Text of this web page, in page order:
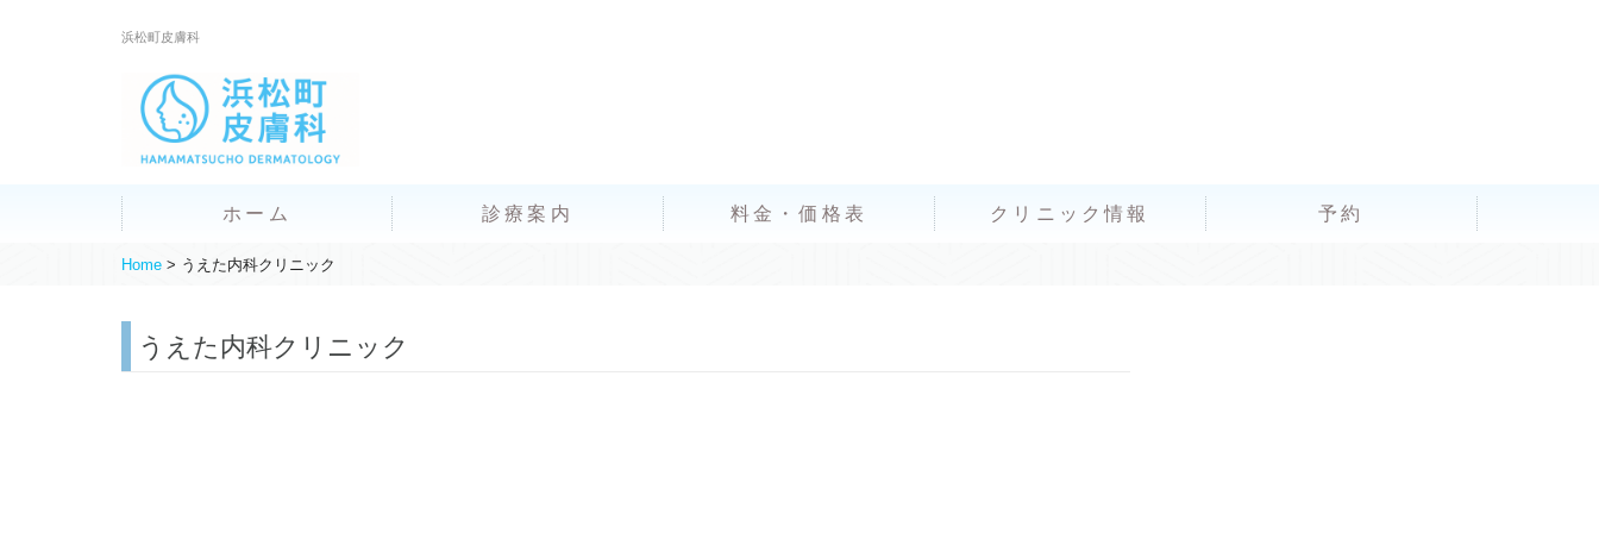
浜松町皮膚科
ホーム 診療案内 料金・価格表 クリニック情報 予約
Home > うえた内科クリニック
うえた内科クリニック